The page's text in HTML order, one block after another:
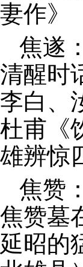
妻作》
焦遂
清醒时
李白、
杜甫《
雄辨惊
焦赞
焦赞墓
延昭的